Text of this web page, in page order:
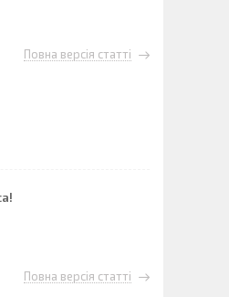
Повна версія статті
Повна версія статті